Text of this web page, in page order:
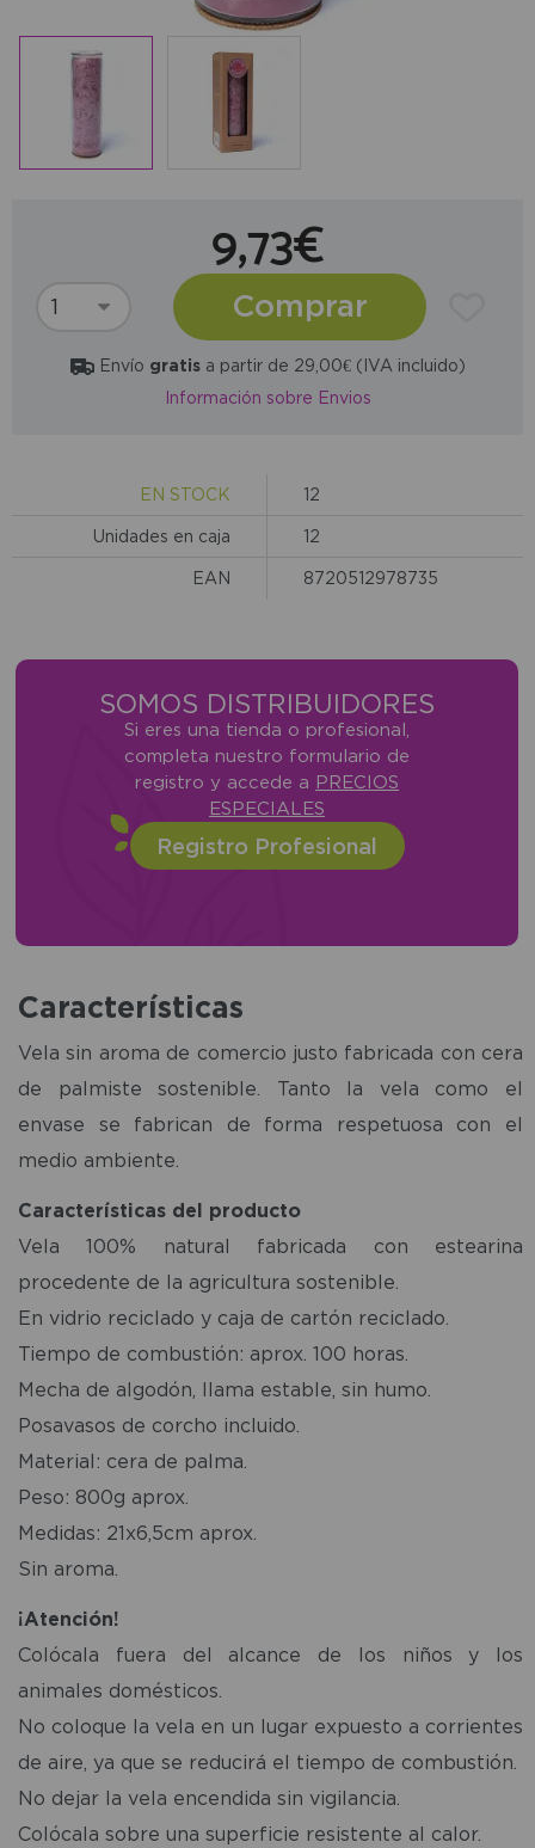
9,73€
Comprar
Envío gratisa partir de 29,00€ (IVA incluido)
Información sobre Envios
EN STOCK 12
Unidades en caja 12
EAN 8720512978735
SOMOS DISTRIBUIDORES
Si eres una tienda o profesional,
completa nuestro formulario de
registro y accede a PRECIOS
ESPECIALES
Registro Profesional
Características
Vela sin aroma de comercio justo fabricada con cera
de palmiste sostenible. Tanto la vela como el
envase se fabrican de forma respetuosa con el
medio ambiente.
Características del producto
Vela 100% natural fabricada con estearina
procedente de la agricultura sostenible.
En vidrio reciclado y caja de cartón reciclado.
Tiempo de combustión: aprox. 100 horas.
Mecha de algodón, llama estable, sin humo.
Posavasos de corcho incluido.
Material: cera de palma.
Peso: 800g aprox.
Medidas: 21x6,5cm aprox.
Sin aroma.
¡Atención!
Colócala fuera del alcance de los niños y los
animales domésticos.
No coloque la vela en un lugar expuesto a corrientes
de aire, ya que se reducirá el tiempo de combustión.
No dejar la vela encendida sin vigilancia.
Colócala sobre una superficie resistente al calor.